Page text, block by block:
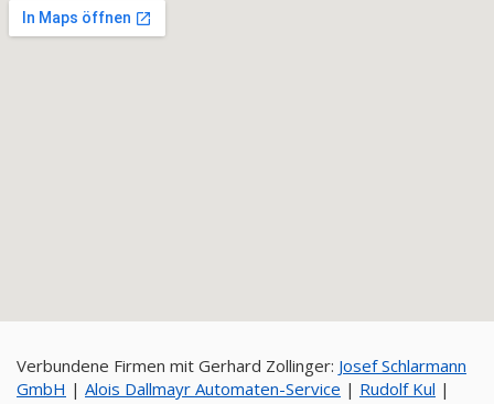
Verbundene Firmen mit Gerhard Zollinger: Josef Schlarmann
GmbH | Alois Dallmayr Automaten-Service | Rudolf Kul |